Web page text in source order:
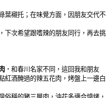
葉襯托；在味覺方面，因朋友交代不
下次希望跟嗜辣的朋友同行，再去挑
． 和春川名家不同，這回我和朋友
紅酒醃過的辣五花肉，烤盤上一邊白